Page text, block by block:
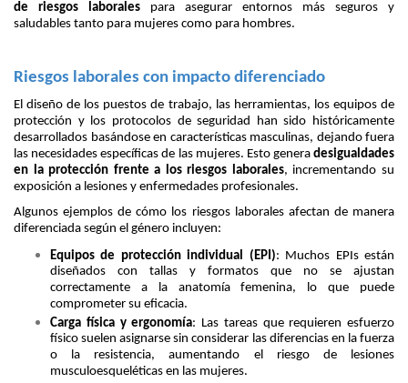
de riesgos laborales para asegurar entornos más seguros y
saludables tanto para mujeres como para hombres.
Riesgos laborales con impacto diferenciado
El diseño de los puestos de trabajo, las herramientas, los equipos de
protección y los protocolos de seguridad han sido históricamente
desarrollados basándose en características masculinas, dejando fuera
las necesidades específicas de las mujeres. Esto genera desigualdades
en la protección frente a los riesgos laborales, incrementando su
exposición a lesiones y enfermedades profesionales.
Algunos ejemplos de cómo los riesgos laborales afectan de manera
diferenciada según el género incluyen:
Equipos de protección individual (EPI): Muchos EPIs están
diseñados con tallas y formatos que no se ajustan
correctamente a la anatomía femenina, lo que puede
comprometer su eficacia.
Carga física y ergonomía: Las tareas que requieren esfuerzo
físico suelen asignarse sin considerar las diferencias en la fuerza
o la resistencia, aumentando el riesgo de lesiones
musculoesqueléticas en las mujeres.